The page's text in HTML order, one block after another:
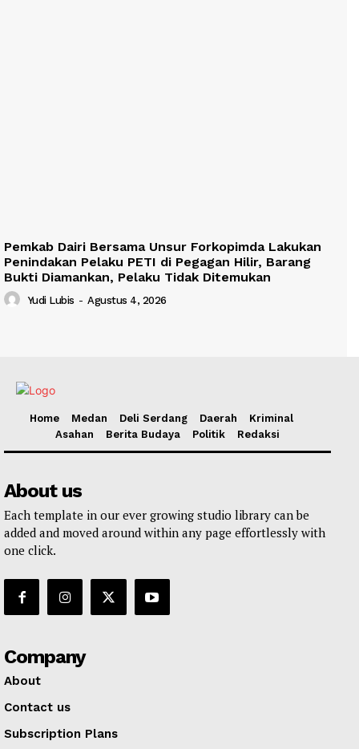
Pemkab Dairi Bersama Unsur Forkopimda Lakukan
Penindakan Pelaku PETI di Pegagan Hilir, Barang
Bukti Diamankan, Pelaku Tidak Ditemukan
Yudi Lubis - Agustus 4, 2026
Home Medan Deli Serdang Daerah
Kriminal
Asahan
Berita Budaya Politik Redaksi
About us
Each template in our ever growing studio library can be
added and moved around within any page effortlessly with
one click.
Company
About
Contact us
Subscription Plans